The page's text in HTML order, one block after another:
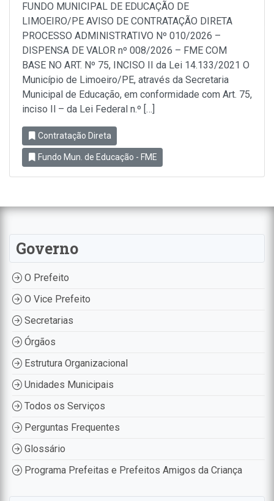
FUNDO MUNICIPAL DE EDUCAÇÃO DE
LIMOEIRO/PE AVISO DE CONTRATAÇÃO DIRETA
PROCESSO ADMINISTRATIVO Nº 010/2026 –
DISPENSA DE VALOR nº 008/2026 – FME COM
BASE NO ART. Nº 75, INCISO II da Lei 14.133/2021 O
Município de Limoeiro/PE, através da Secretaria
Municipal de Educação, em conformidade com Art. 75,
inciso Il – da Lei Federal n.º […]
Contratação Direta
Fundo Mun. de Educação - FME
Governo
O Prefeito
O Vice Prefeito
Secretarias
Órgãos
Estrutura Organizacional
Unidades Municipais
Todos os Serviços
Perguntas Frequentes
Glossário
Programa Prefeitas e Prefeitos Amigos da Criança